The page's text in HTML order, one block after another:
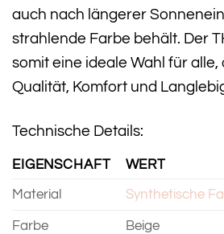
auch nach längerer
strahlende Farbe behält. Der
somit eine ideale Wahl für alle,
Qualität, Komfort und
Technische Details:
EIGENSCHAFT WERT
Material Synthetische
Farbe Beige